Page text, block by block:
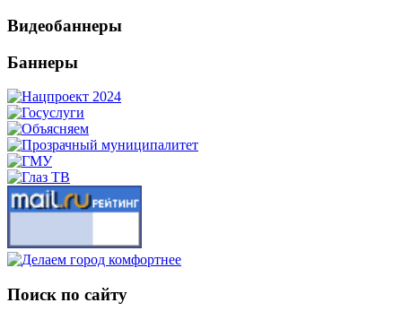
Видеобаннеры
Баннеры
Поиск по сайту